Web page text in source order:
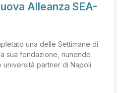
Alleanza SEA-
una delle Settimane di
sua fondazione, riunendo
partner di Napoli